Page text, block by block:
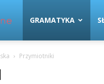
Angielski
Online
GRAMATYKA
Przymiotniki